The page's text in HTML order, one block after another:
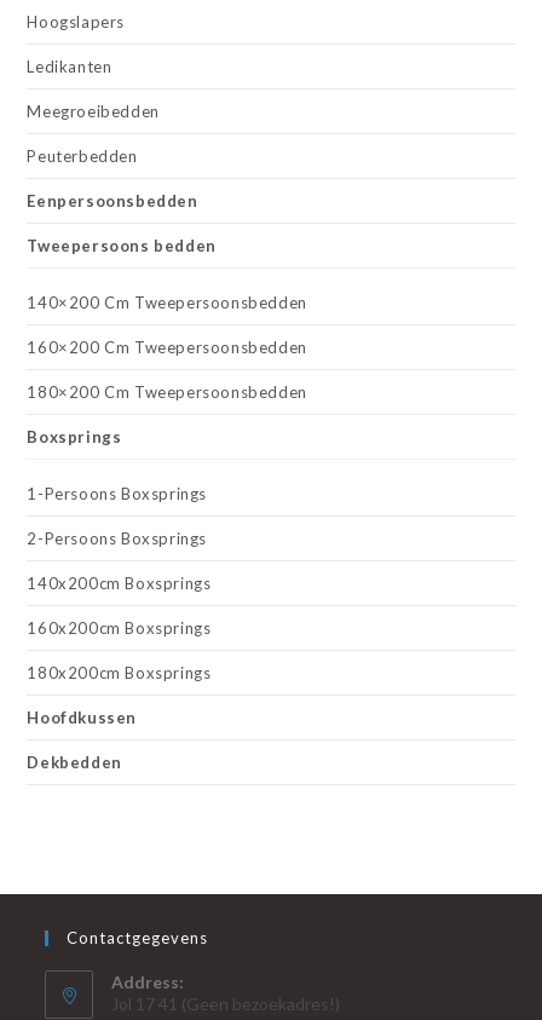
Hoogslapers
Ledikanten
Meegroeibedden
Peuterbedden
Eenpersoonsbedden
Tweepersoons bedden
140×200 Cm Tweepersoonsbedden
160×200 Cm Tweepersoonsbedden
180×200 Cm Tweepersoonsbedden
Boxsprings
1-Persoons Boxsprings
2-Persoons Boxsprings
140x200cm Boxsprings
160x200cm Boxsprings
180x200cm Boxsprings
Hoofdkussen
Dekbedden
Contactgegevens
Address:
Jol 17 41 (Geen bezoekadres!)